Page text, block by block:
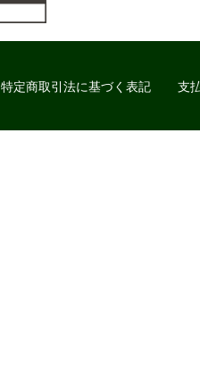
特定商取引法に基づく表記 支